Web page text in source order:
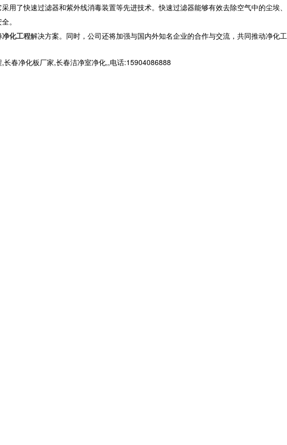
了快速过滤器和紫外线消毒装置等先进技术。快速过滤器能够有效去除空气中的尘埃、
。
净化工程解决方案。同时，公司还将加强与国内外知名企业的合作与交流，共同推动净化工
春净化板厂家,长春洁净室净化,,电话:15904086888